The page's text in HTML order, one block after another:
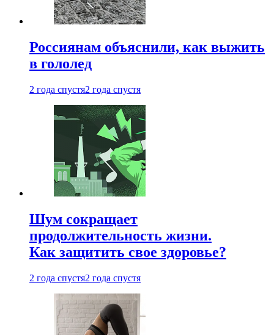
Россиянам объяснили, как выжить
в гололед
2 года спустя2 года спустя
Шум сокращает
продолжительность жизни.
Как защитить свое здоровье?
2 года спустя2 года спустя